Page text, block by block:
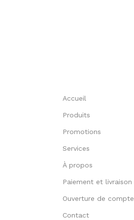
Accueil
Produits
Promotions
Services
À propos
Paiement et livraison
Ouverture de compte
Contact